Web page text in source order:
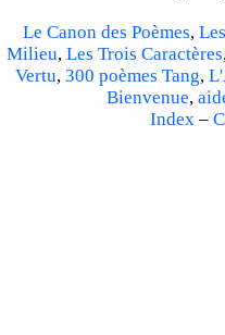
Le Canon des Poèmes,
Milieu, Les Trois Caractères
Vertu, 300 poèmes Tang,
Bienvenue,
Index–